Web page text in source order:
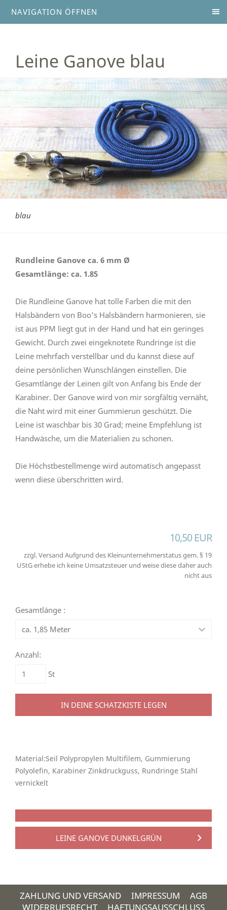
NAVIGATION ÖFFNEN
Leine Ganove blau
blau
Rundleine Ganove ca. 6 mm Ø
Gesamtlänge: ca. 1.85
Die Rundleine Ganove hat tolle Farben die mit den
Halsbändern von Boo's Halsbändern harmonieren, sie
ist aus PPM liegt gut in der Hand und hat ein geringes
Gewicht. Durch zwei eingeknotete Rundringe ist die
Leine mehrfach verstellbar und du kannst diese auf
deine persönlichen Wunschlängen einstellen. Die
Gesamtlänge der Leinen gilt von Anfang bis Ende der
Karabiner. Der Ganove wird von mir sorgfältig vernäht,
die Naht wird mit einer Gummierun geschützt. Die
Leine ist waschbar bis 30 Grad; meine Empfehlung ist
Handwäsche, um die Materialien zu schonen.
Die Höchstbestellmenge wird automatisch angepasst
wenn diese überschritten wird.
10,50 EUR
zzgl. Versand Aufgrund des Kleinunternehmerstatus gem. § 19
UStG erhebe ich keine Umsatzsteuer und weise diese daher auch
nicht aus
Gesamtlänge :
Anzahl:
St
IN DEINE SCHATZKISTE LEGEN
Material:Seil Polypropylen Multifilem, Gummierung
Polyolefin, Karabiner Zinkdruckguss, Rundringe Stahl
vernickelt
LEINE GANOVE DUNKELGRÜN
ZAHLUNG UND VERSAND IMPRESSUM
AGB
WIDERRUFSRECHT
HAFTUNGSAUSSCHLUSS